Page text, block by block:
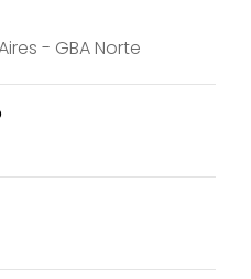
- GBA Norte